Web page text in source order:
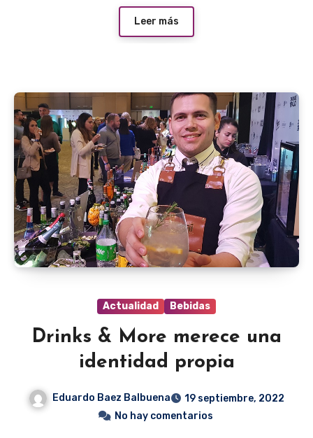
Leer más
Actualidad Bebidas
Drinks & More merece una
identidad propia
Eduardo Baez Balbuena
19 septiembre, 2022
No hay comentarios